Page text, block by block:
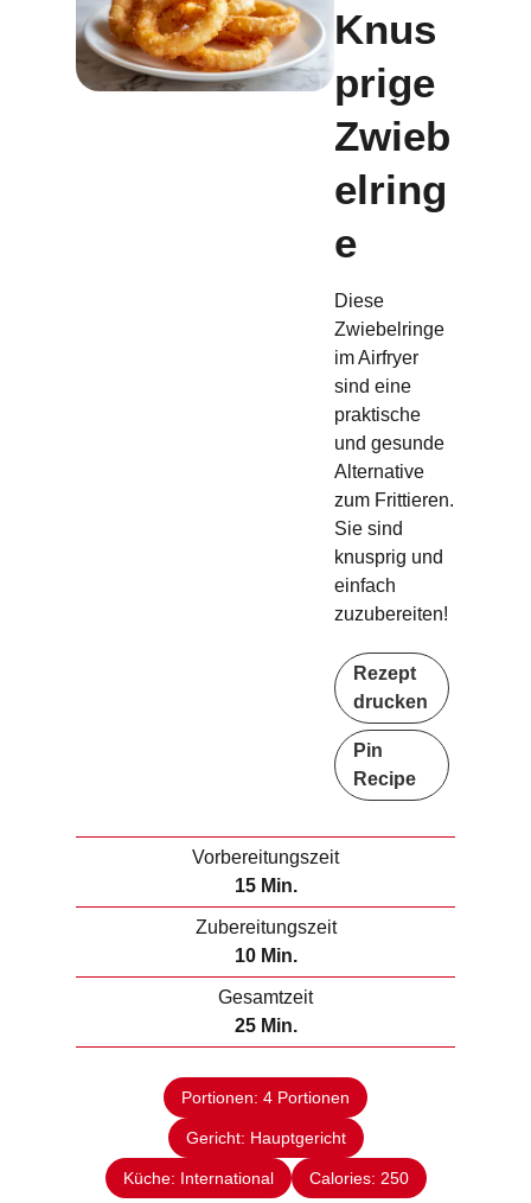
Knus
prige
Zwieb
elring
e
Diese
Zwiebelringe
im Airfryer
sind eine
praktische
und gesunde
Alternative
zum Frittieren.
Sie sind
knusprig und
einfach
zuzubereiten!
Rezept
drucken
Pin
Recipe
Vorbereitungszeit
15M
i
t
e
Min.
Zubereitungszeit
10M
i
e
Min.
Gesamtzeit
25M
i
n
u
t
n
Min.
Portionen: 4 Portionen
Gericht: Hauptgericht
Küche: International Calories: 250